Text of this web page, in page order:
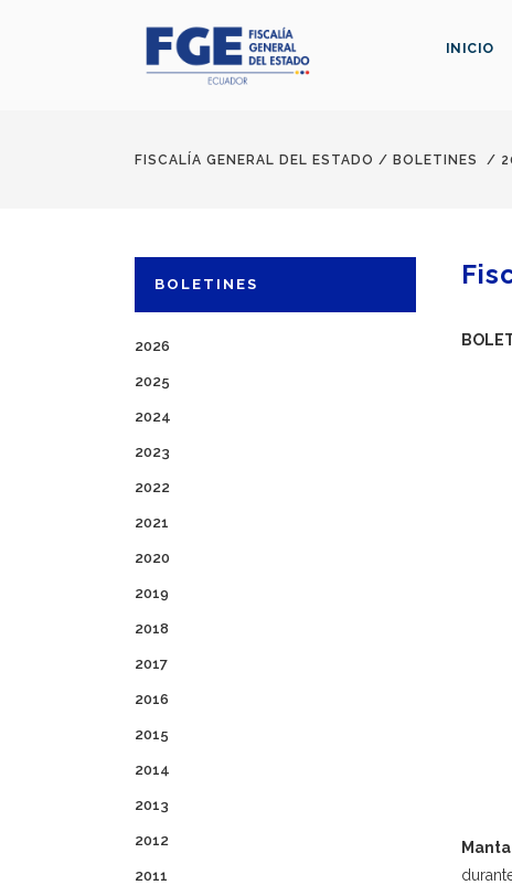
INICIO
FISCALÍA GENERAL DEL ESTADO / BOLETINES /
BOLETINES
2026
2025
2024
2023
2022
2021
2020
2019
2018
2017
2016
2015
2014
2013
2012
2011